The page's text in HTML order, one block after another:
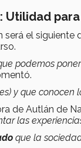
Utilidad
será el
podemos
y que
de Autlán de
las
que la